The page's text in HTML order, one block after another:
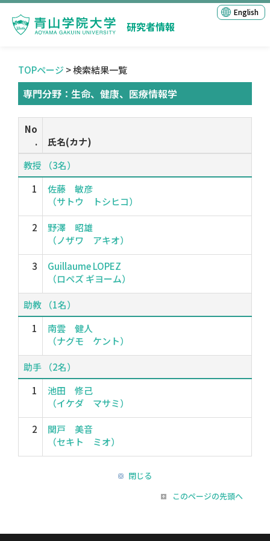
研究者情報
English
TOPページ > 検索結果一覧
専門分野：生命、健康、医療情報学
No
.
氏名(カナ)
教授 （3名）
1
佐藤 敏彦
（サトウ トシヒコ）
2
野澤 昭雄
（ノザワ アキオ）
3
Guillaume LOPEZ
（ロペズ ギヨーム）
助教 （1名）
1
南雲 健人
（ナグモ ケント）
助手 （2名）
1
池田 修己
（イケダ マサミ）
2
関戸 美音
（セキト ミオ）
閉じる
このページの先頭へ